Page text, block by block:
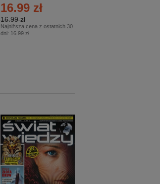
16.99 zł
16.99 zł
Najniższa cena z ostatnich 30
dni: 16.99 zł